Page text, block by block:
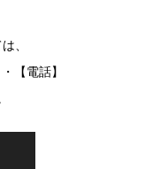
、
【電話】